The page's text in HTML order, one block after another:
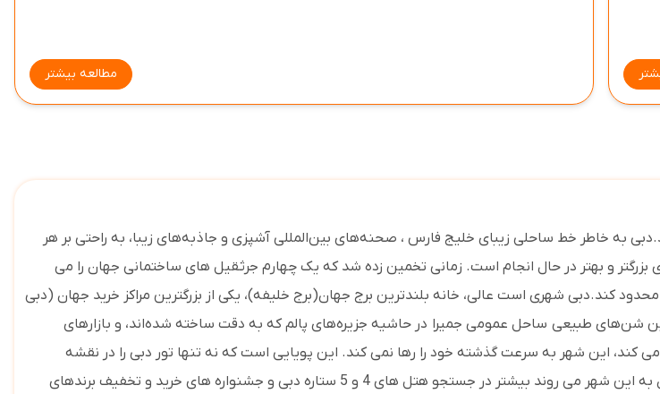
مطالعه بیشتر
به ‌خاطر خط ساحلی زیبای خلیج فارس ، صحنه‌های بین‌المللی آشپزی و جاذبه‌های زیبا، به راحتی بر هر
و بهتر در حال انجام است. زمانی تخمین زده شد که یک چهارم جرثقیل های ساختمانی جهان را می
محدود کند.دبی شهری است عالی، خانه بلندترین برج جهان(برج خلیفه)، یکی از بزرگترین مراکز خرید جهان (دبی
شن‌های طبیعی ساحل عمومی جمیرا در حاشیه جزیره‌های پالم که به دقت ساخته شده‌اند، و بازارهای
کند، این شهر به سرعت گذشته خود را رها نمی کند. این پویایی است که نه تنها تور دبی را در نقشه
مسافران تور دبی که از کشورمان به این شهر می روند بیشتر در جستجو هتل های 4 و 5 ستاره دبی و جشنواره های خرید و تخفیف‌ برندهای